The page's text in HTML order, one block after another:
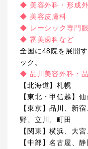
◆ 美容外科・形成
◆ 美容皮膚科
◆ レーシック専門
◆ 審美歯科など
全国に48院を展開
ック。
◆ 品川美容外科・
【北海道】札幌
【東北・甲信越】仙
【東京】品川、新
野、立川、町田
【関東】横浜、大
【中部】名古屋、